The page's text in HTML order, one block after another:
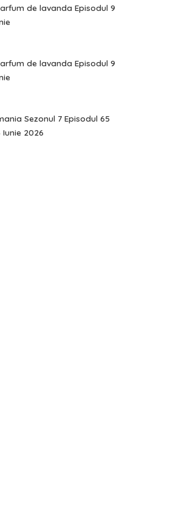
de lavanda Episodul 9
de lavanda Episodul 9
Sezonul 7 Episodul 65
2026